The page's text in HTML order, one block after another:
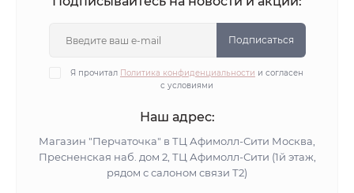
Подписаться
Я прочитал Политика конфиденциальности и согласен
с условиями
Наш адрес:
Магазин "Перчаточка" в ТЦ Афимолл-Сити Москва,
Пресненская наб. дом 2, ТЦ Афимолл-Сити (1й этаж,
рядом с салоном связи Т2)